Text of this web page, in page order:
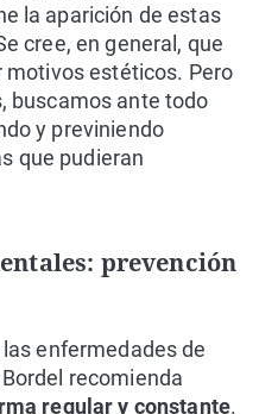
la aparición de estas
cree, en general, que
motivos estéticos. Pero
buscamos ante todo
y previniendo
que pudieran
prevención
enfermedades de
recomienda
regular y constante.